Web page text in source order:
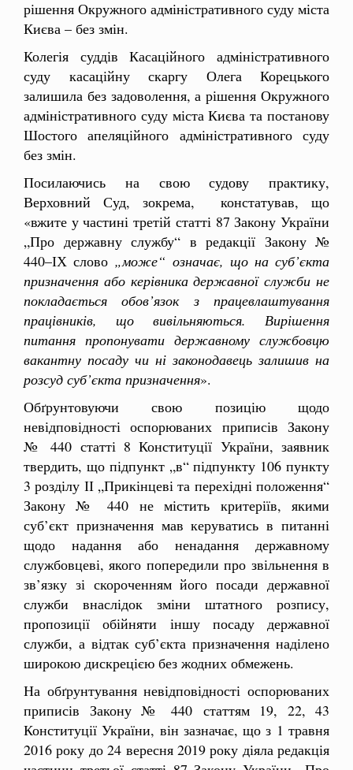
рішення Окружного адміністративного суду міста
Києва – без змін.
Колегія суддів Касаційного адміністративного
суду касаційну скаргу Олега Корецького
залишила без задоволення, а рішення Окружного
адміністративного суду міста Києва та постанову
Шостого апеляційного адміністративного суду
без змін.
Посилаючись на свою судову практику,
Верховний Суд, зокрема, констатував, що
«вжите у частині третій статті 87 Закону України
„Про державну службу“ в редакції Закону №
440–ІХ слово „може“ означає, що на суб’єкта
призначення або керівника державної служби не
покладається обов’язок з працевлаштування
працівників, що вивільняються. Вирішення
питання пропонувати державному службовцю
вакантну посаду чи ні законодавець залишив на
розсуд суб’єкта призначення».
Обґрунтовуючи свою позицію щодо
невідповідності оспорюваних приписів Закону
№ 440 статті 8 Конституції України, заявник
твердить, що підпункт „в“ підпункту 106 пункту
3 розділу ІІ „Прикінцеві та перехідні положення“
Закону № 440 не містить критеріїв, якими
суб’єкт призначення мав керуватись в питанні
щодо надання або ненадання державному
службовцеві, якого попередили про звільнення в
зв’язку зі скороченням його посади державної
служби внаслідок зміни штатного розпису,
пропозиції обійняти іншу посаду державної
служби, а відтак суб’єкта призначення наділено
широкою дискрецією без жодних обмежень.
На обґрунтування невідповідності оспорюваних
приписів Закону № 440 статтям 19, 22, 43
Конституції України, він зазначає, що з 1 травня
2016 року до 24 вересня 2019 року діяла редакція